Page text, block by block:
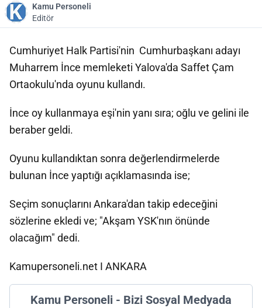
Kamu Personeli
Editör
Cumhuriyet Halk Partisi'nin Cumhurbaşkanı adayı
Muharrem İnce memleketi Yalova'da Saffet Çam
Ortaokulu'nda oyunu kullandı.
İnce oy kullanmaya eşi'nin yanı sıra; oğlu ve gelini ile
beraber geldi.
Oyunu kullandıktan sonra değerlendirmelerde
bulunan İnce yaptığı açıklamasında ise;
Seçim sonuçlarını Ankara'dan takip edeceğini
sözlerine ekledi ve; "Akşam YSK'nın önünde
olacağım" dedi.
Kamupersoneli.net I ANKARA
Kamu Personeli - Bizi Sosyal Medyada